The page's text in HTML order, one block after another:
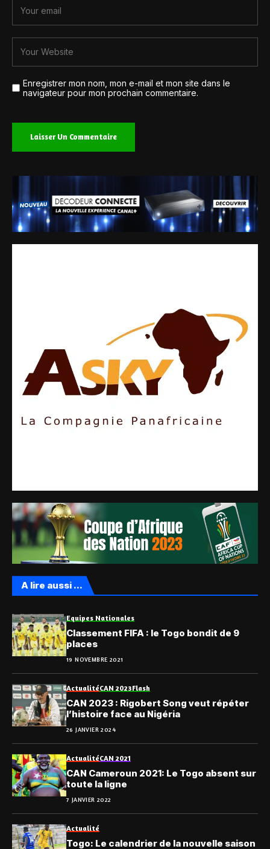
Enregistrer mon nom, mon e-mail et mon site dans le
navigateur pour mon prochain commentaire.
A lire aussi ...
Equipes Nationales
Classement FIFA : le Togo bondit de 9
places
19 NOVEMBRE 2021
ActualitéCAN 2023Flash
CAN 2023 : Rigobert Song veut répéter
l’histoire face au Nigéria
26 JANVIER 2024
ActualitéCAN 2021
CAN Cameroun 2021: Le Togo absent sur
toute la ligne
7 JANVIER 2022
Actualité
Togo: Le calendrier de la nouvelle saison